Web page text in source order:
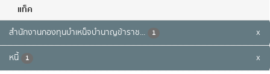
แท็ค
สำนักงานกองทุนบำเหน็จบำนาญข้าราช... 1 x
หนี้ 1 x